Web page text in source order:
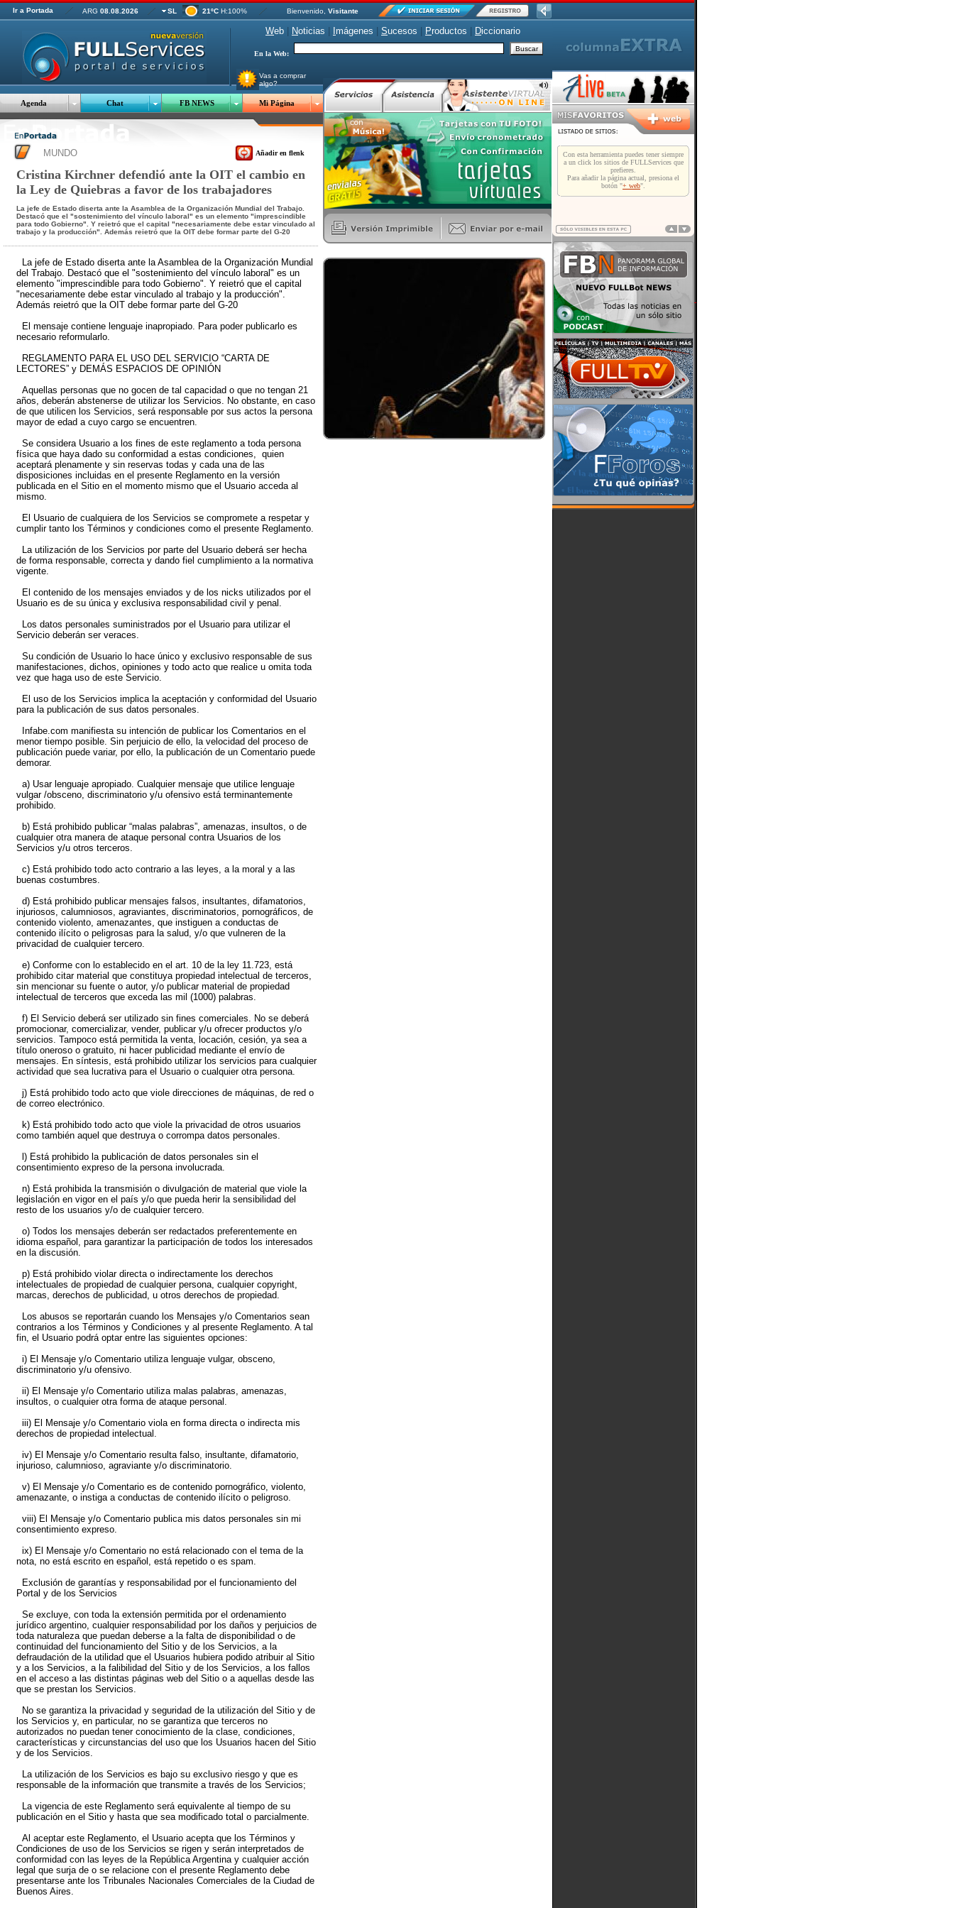
Ir a Portada ARG 08.08.2026 SL 21ºC H:100% Bienvenido, Visitante
Web Noticias mágenes Sucesos Productos Diccionario
En la Web:
Vas a comprar
algo?
Agenda Chat FB NEWS Mi Página
MUNDO Añadir en flenk
Cristina Kirchner defendió ante la OIT el cambio en
la Ley de Quiebras a favor de los trabajadores
La jefe de Estado diserta ante la Asamblea de la Organización Mundial del Trabajo.
Destacó que el "sostenimiento del vínculo laboral" es un elemento "imprescindible
para todo Gobierno". Y reietró que el capital "necesariamente debe estar vinculado al
trabajo y la producción". Además reietró que la OIT debe formar parte del G-20
La jefe de Estado diserta ante la Asamblea de la Organización Mundial
del Trabajo. Destacó que el "sostenimiento del vínculo laboral" es un
elemento "imprescindible para todo Gobierno". Y reietró que el capital
"necesariamente debe estar vinculado al trabajo y la producción".
Además reietró que la OIT debe formar parte del G-20
El mensaje contiene lenguaje inapropiado. Para poder publicarlo es
necesario reformularlo.
REGLAMENTO PARA EL USO DEL SERVICIO “CARTA DE
LECTORES” y DEMÁS ESPACIOS DE OPINIÓN
Aquellas personas que no gocen de tal capacidad o que no tengan 21
años, deberán abstenerse de utilizar los Servicios. No obstante, en caso
de que utilicen los Servicios, será responsable por sus actos la persona
mayor de edad a cuyo cargo se encuentren.
Se considera Usuario a los fines de este reglamento a toda persona
física que haya dado su conformidad a estas condiciones, quien
aceptará plenamente y sin reservas todas y cada una de las
disposiciones incluidas en el presente Reglamento en la versión
publicada en el Sitio en el momento mismo que el Usuario acceda al
mismo.
El Usuario de cualquiera de los Servicios se compromete a respetar y
cumplir tanto los Términos y condiciones como el presente Reglamento.
La utilización de los Servicios por parte del Usuario deberá ser hecha
de forma responsable, correcta y dando fiel cumplimiento a la normativa
vigente.
El contenido de los mensajes enviados y de los nicks utilizados por el
Usuario es de su única y exclusiva responsabilidad civil y penal.
Los datos personales suministrados por el Usuario para utilizar el
Servicio deberán ser veraces.
Su condición de Usuario lo hace único y exclusivo responsable de sus
manifestaciones, dichos, opiniones y todo acto que realice u omita toda
vez que haga uso de este Servicio.
El uso de los Servicios implica la aceptación y conformidad del Usuario
para la publicación de sus datos personales.
Infabe.com manifiesta su intención de publicar los Comentarios en el
menor tiempo posible. Sin perjuicio de ello, la velocidad del proceso de
publicación puede variar, por ello, la publicación de un Comentario puede
demorar.
a) Usar lenguaje apropiado. Cualquier mensaje que utilice lenguaje
vulgar /obsceno, discriminatorio y/u ofensivo está terminantemente
prohibido.
b) Está prohibido publicar “malas palabras”, amenazas, insultos, o de
cualquier otra manera de ataque personal contra Usuarios de los
Servicios y/u otros terceros.
c) Está prohibido todo acto contrario a las leyes, a la moral y a las
buenas costumbres.
d) Está prohibido publicar mensajes falsos, insultantes, difamatorios,
injuriosos, calumniosos, agraviantes, discriminatorios, pornográficos, de
contenido violento, amenazantes, que instiguen a conductas de
contenido ilícito o peligrosas para la salud, y/o que vulneren de la
privacidad de cualquier tercero.
e) Conforme con lo establecido en el art. 10 de la ley 11.723, está
prohibido citar material que constituya propiedad intelectual de terceros,
sin mencionar su fuente o autor, y/o publicar material de propiedad
intelectual de terceros que exceda las mil (1000) palabras.
f) El Servicio deberá ser utilizado sin fines comerciales. No se deberá
promocionar, comercializar, vender, publicar y/u ofrecer productos y/o
servicios. Tampoco está permitida la venta, locación, cesión, ya sea a
título oneroso o gratuito, ni hacer publicidad mediante el envío de
mensajes. En síntesis, está prohibido utilizar los servicios para cualquier
actividad que sea lucrativa para el Usuario o cualquier otra persona.
j) Está prohibido todo acto que viole direcciones de máquinas, de red o
de correo electrónico.
k) Está prohibido todo acto que viole la privacidad de otros usuarios
como también aquel que destruya o corrompa datos personales.
l) Está prohibido la publicación de datos personales sin el
consentimiento expreso de la persona involucrada.
n) Está prohibida la transmisión o divulgación de material que viole la
legislación en vigor en el país y/o que pueda herir la sensibilidad del
resto de los usuarios y/o de cualquier tercero.
o) Todos los mensajes deberán ser redactados preferentemente en
idioma español, para garantizar la participación de todos los interesados
en la discusión.
p) Está prohibido violar directa o indirectamente los derechos
intelectuales de propiedad de cualquier persona, cualquier copyright,
marcas, derechos de publicidad, u otros derechos de propiedad.
Los abusos se reportarán cuando los Mensajes y/o Comentarios sean
contrarios a los Términos y Condiciones y al presente Reglamento. A tal
fin, el Usuario podrá optar entre las siguientes opciones:
i) El Mensaje y/o Comentario utiliza lenguaje vulgar, obsceno,
discriminatorio y/u ofensivo.
ii) El Mensaje y/o Comentario utiliza malas palabras, amenazas,
insultos, o cualquier otra forma de ataque personal.
iii) El Mensaje y/o Comentario viola en forma directa o indirecta mis
derechos de propiedad intelectual.
iv) El Mensaje y/o Comentario resulta falso, insultante, difamatorio,
injurioso, calumnioso, agraviante y/o discriminatorio.
v) El Mensaje y/o Comentario es de contenido pornográfico, violento,
amenazante, o instiga a conductas de contenido ilícito o peligroso.
viii) El Mensaje y/o Comentario publica mis datos personales sin mi
consentimiento expreso.
ix) El Mensaje y/o Comentario no está relacionado con el tema de la
nota, no está escrito en español, está repetido o es spam.
Exclusión de garantías y responsabilidad por el funcionamiento del
Portal y de los Servicios
Se excluye, con toda la extensión permitida por el ordenamiento
jurídico argentino, cualquier responsabilidad por los daños y perjuicios de
toda naturaleza que puedan deberse a la falta de disponibilidad o de
continuidad del funcionamiento del Sitio y de los Servicios, a la
defraudación de la utilidad que el Usuarios hubiera podido atribuir al Sitio
y a los Servicios, a la falibilidad del Sitio y de los Servicios, a los fallos
en el acceso a las distintas páginas web del Sitio o a aquellas desde las
que se prestan los Servicios.
No se garantiza la privacidad y seguridad de la utilización del Sitio y de
los Servicios y, en particular, no se garantiza que terceros no
autorizados no puedan tener conocimiento de la clase, condiciones,
características y circunstancias del uso que los Usuarios hacen del Sitio
y de los Servicios.
La utilización de los Servicios es bajo su exclusivo riesgo y que es
responsable de la información que transmite a través de los Servicios;
La vigencia de este Reglamento será equivalente al tiempo de su
publicación en el Sitio y hasta que sea modificado total o parcialmente.
Al aceptar este Reglamento, el Usuario acepta que los Términos y
Condiciones de uso de los Servicios se rigen y serán interpretados de
conformidad con las leyes de la República Argentina y cualquier acción
legal que surja de o se relacione con el presente Reglamento debe
presentarse ante los Tribunales Nacionales Comerciales de la Ciudad de
Buenos Aires.